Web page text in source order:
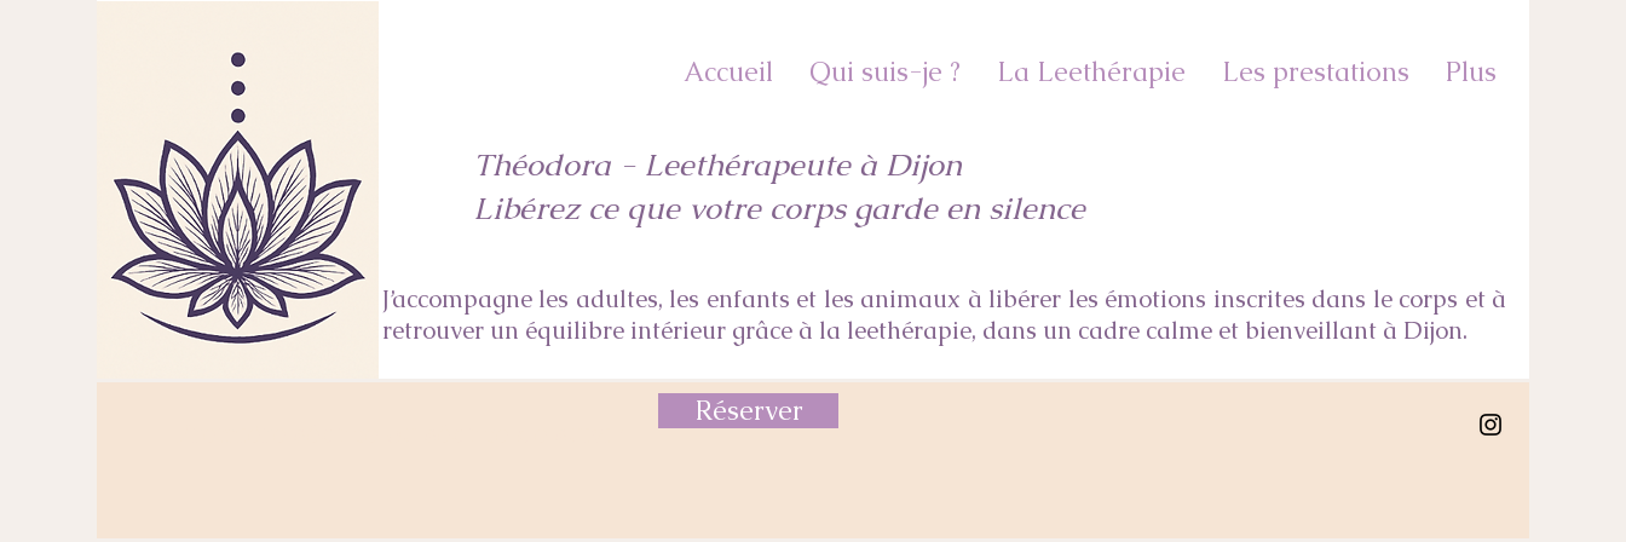
Théodora - Leethérapeute à Dijon
Libérez ce que votre corps garde en silence
Accueil Qui suis-je ? La Leethérapie Les prestations Plus
J’accompagne les adultes, les enfants et les animaux à libérer les émotions inscrites dans le corps et à
retrouver un équilibre intérieur grâce à la leethérapie, dans un cadre calme et bienveillant à Dijon.
Réserver